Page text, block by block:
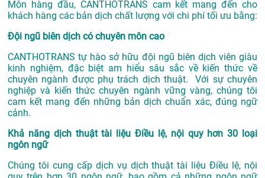
Môn hàng đầu, CANTHOTRANS cam kết mang đến cho
khách hàng các bản dịch chất lượng với chi phí tối ưu bằng:
Đội ngũ biên dịch có chuyên môn cao
CANTHOTRANS tự hào sở hữu đội ngũ biên dịch viên giàu
kinh nghiệm, đặc biệt am hiểu sâu sắc về kiến thức về
chuyên ngành được phụ trách dịch thuật. Với sự chuyên
nghiệp và kiến thức chuyên ngành vững vàng, chúng tôi
cam kết mang đến những bản dịch chuẩn xác, đúng ngữ
cảnh.
Khả năng dịch thuật tài liệu Điều lệ, nội quy hơn 30 loại
ngôn ngữ
Chúng tôi cung cấp dịch vụ dịch thuật tài liệu Điều lệ, nội